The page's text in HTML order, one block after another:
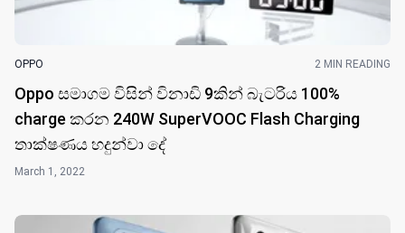
OPPO 2 MIN READING
Oppo සමාගම විසින් විනා​ඩි 9කින් බැටරිය 100%
charge කරන 240W SuperVOOC Flash Charging
තාක්ෂණය හදුන්වා ​දේ
March 1, 2022